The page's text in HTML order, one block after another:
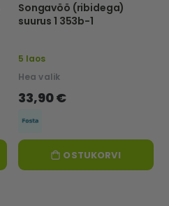
Songavöö (ribidega)
suurus 1 353b-1
5 laos
Hea valik
33,90 €
OSTUKORVI